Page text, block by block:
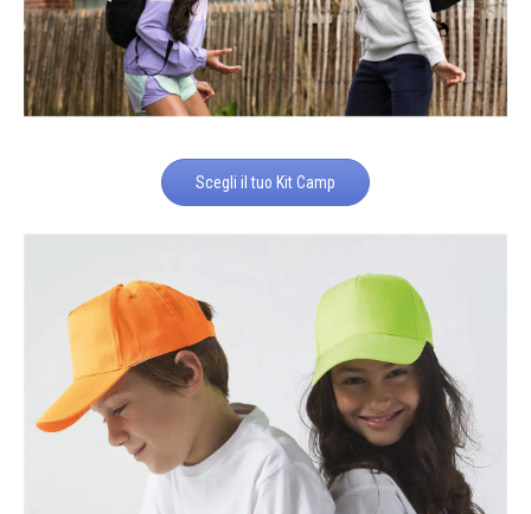
Scegli il tuo Kit Camp